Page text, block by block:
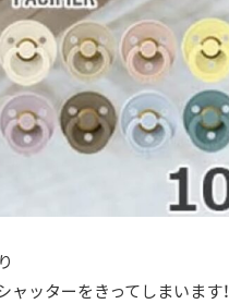
ッターをきってしまいます！